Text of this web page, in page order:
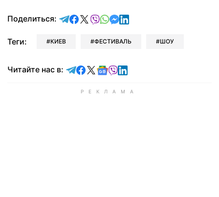
Поделиться: отправить в Telegram
поделиться в Facebook
поделиться в X
отправить в Viber
отправить в Whatsapp
отправить в Messenger
отправить в LinkedIn
Теги: КИЕВ ФЕСТИВАЛЬ ШОУ
Читайте нас в: Читайте в Telegram
Читайте в Facebook
Читайте в X
Читайте в Google news
Читайте в Viber
Читайте в LinkedIn